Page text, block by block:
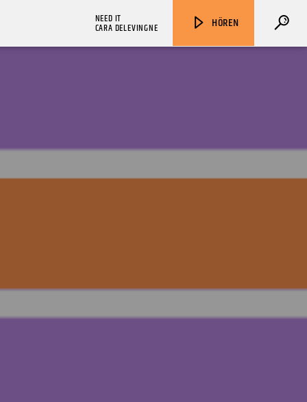
HÖREN
NEED IT
CARA DELEVINGNE